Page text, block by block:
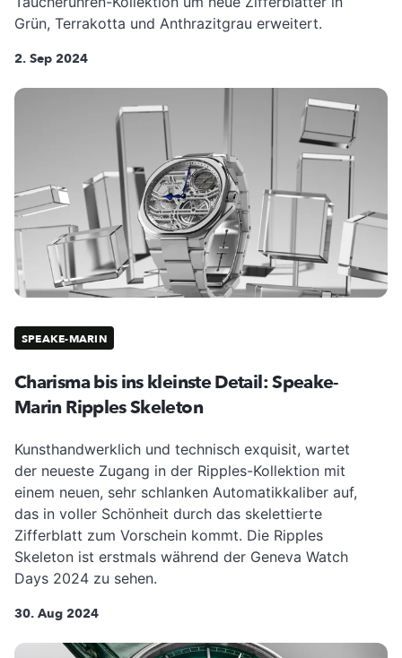
Grün, Terrakotta und Anthrazitgrau erweitert.
2. Sep 2024
SPEAKE-MARIN
Charisma bis ins kleinste Detail: Speake-
Marin Ripples Skeleton
Kunsthandwerklich und technisch exquisit, wartet
der neueste Zugang in der Ripples-Kollektion mit
einem neuen, sehr schlanken Automatikkaliber auf,
das in voller Schönheit durch das skelettierte
Zifferblatt zum Vorschein kommt. Die Ripples
Skeleton ist erstmals während der Geneva Watch
Days 2024 zu sehen.
30. Aug 2024